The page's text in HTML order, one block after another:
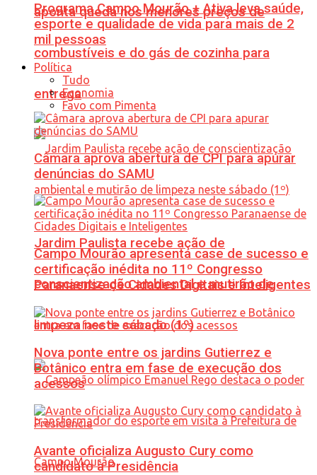
aponta queda nos menores preços de
combustíveis e do gás de cozinha para
entrega
Jardim Paulista recebe ação de
conscientização ambiental e mutirão de
limpeza neste sábado (1º)
Programa Campo Mourão + Ativa leva saúde,
esporte e qualidade de vida para mais de 2
mil pessoas
Política
Tudo
Economia
Favo com Pimenta
Câmara aprova abertura de CPI para apurar
denúncias do SAMU
Campo Mourão apresenta case de sucesso e
certificação inédita no 11º Congresso
Paranaense de Cidades Digitais e Inteligentes
Nova ponte entre os jardins Gutierrez e
Botânico entra em fase de execução dos
acessos
Avante oficializa Augusto Cury como
candidato à Presidência